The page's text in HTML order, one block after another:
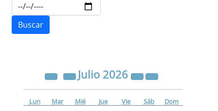
Julio 2026
Lun Mar Mié Jue Vie Sáb Dom